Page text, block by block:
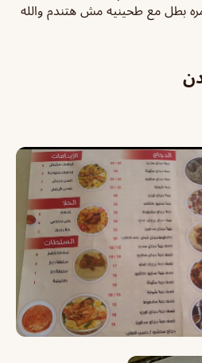
بطل مع طحينيه مش هتندم والله